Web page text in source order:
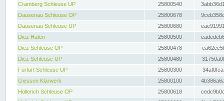
Cramberg Schleuse UP
25800540
Dausenau Schleuse OP
25800678
Dausenau Schleuse UP
25800680
Diez Hafen
25800500
Diez Schleuse OP
25800478
Diez Schleuse UP
25800480
Fürfurt Schleuse UP
25800300
Giessen Klärwerk
25800100
Hollerich Schleuse OP
25800618